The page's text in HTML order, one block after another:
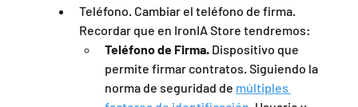
Teléfono. Cambiar el teléfono de firma.
Recordar que en IronIA Store tendremos:
Teléfono de Firma. Dispositivo que
permite firmar contratos. Siguiendo la
norma de seguridad de múltiples